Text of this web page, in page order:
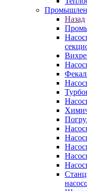
Назад